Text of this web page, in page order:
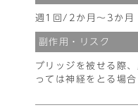
週1回/2か月～3か月
副作用・リスク
ブリッジを被せる際
っては神経をとる場合